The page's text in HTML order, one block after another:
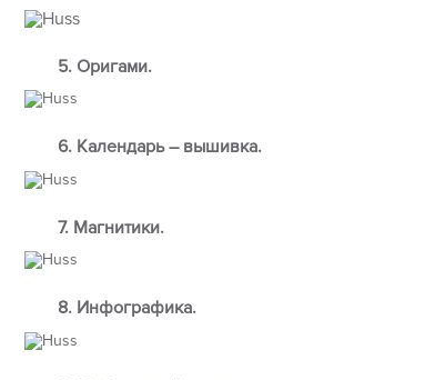
5. Оригами.
6. Календарь – вышивка.
7. Магнитики.
8. Инфографика.